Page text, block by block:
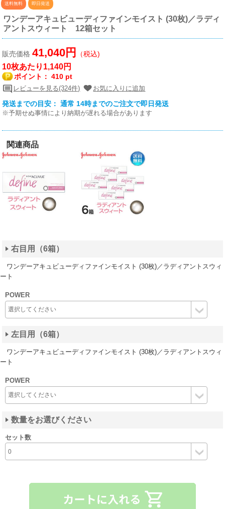
送料無料 即日発送
ワンデーアキュビューディファインモイスト (30枚)／ラディ
アントスウィート 12箱セット
販売価格41,040円 （税込)
10枚あたり1,140円
ポイント：410 pt
レビューを見る(324件) お気に入りに追加
発送までの目安： 通常 14時までのご注文で即日発送
※予期せぬ事情により納期が遅れる場合があります
関連商品
右目用（6箱）
ワンデーアキュビューディファインモイスト (30枚)／ラディアントスウィ
ート
POWER
左目用（6箱）
ワンデーアキュビューディファインモイスト (30枚)／ラディアントスウィ
ート
POWER
数量をお選びください
セット数